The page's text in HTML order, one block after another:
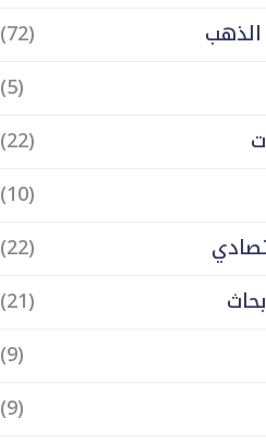
الذهب
(72)
(5)
(22)
(10)
(22)
(21)
(9)
(9)